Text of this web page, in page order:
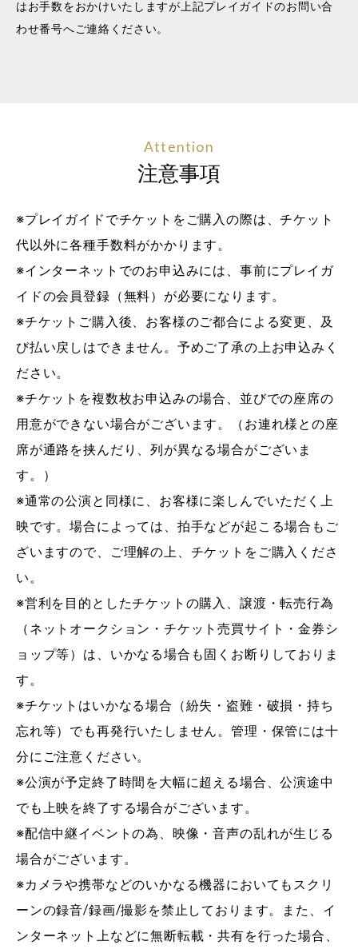
はお手数をおかけいたしますが上記プレイガイドのお問い合
わせ番号へご連絡ください。
Attention
注意事項
※プレイガイドでチケットをご購入の際は、チケット
代以外に各種手数料がかかります。
※インターネットでのお申込みには、事前にプレイガ
イドの会員登録（無料）が必要になります。
※チケットご購入後、お客様のご都合による変更、及
び払い戻しはできません。予めご了承の上お申込みく
ださい。
※チケットを複数枚お申込みの場合、並びでの座席の
用意ができない場合がございます。（お連れ様との座
席が通路を挟んだり、列が異なる場合がございま
す。）
※通常の公演と同様に、お客様に楽しんでいただく上
映です。場合によっては、拍手などが起こる場合もご
ざいますので、ご理解の上、チケットをご購入くださ
い。
※営利を目的としたチケットの購入、譲渡・転売行為
（ネットオークション・チケット売買サイト・金券シ
ョップ等）は、いかなる場合も固くお断りしておりま
す。
※チケットはいかなる場合（紛失・盗難・破損・持ち
忘れ等）でも再発行いたしません。管理・保管には十
分にご注意ください。
※公演が予定終了時間を大幅に超える場合、公演途中
でも上映を終了する場合がございます。
※配信中継イベントの為、映像・音声の乱れが生じる
場合がございます。
※カメラや携帯などのいかなる機器においてもスクリ
ーンの録音/録画/撮影を禁止しております。また、イ
ンターネット上などに無断転載・共有を行った場合、